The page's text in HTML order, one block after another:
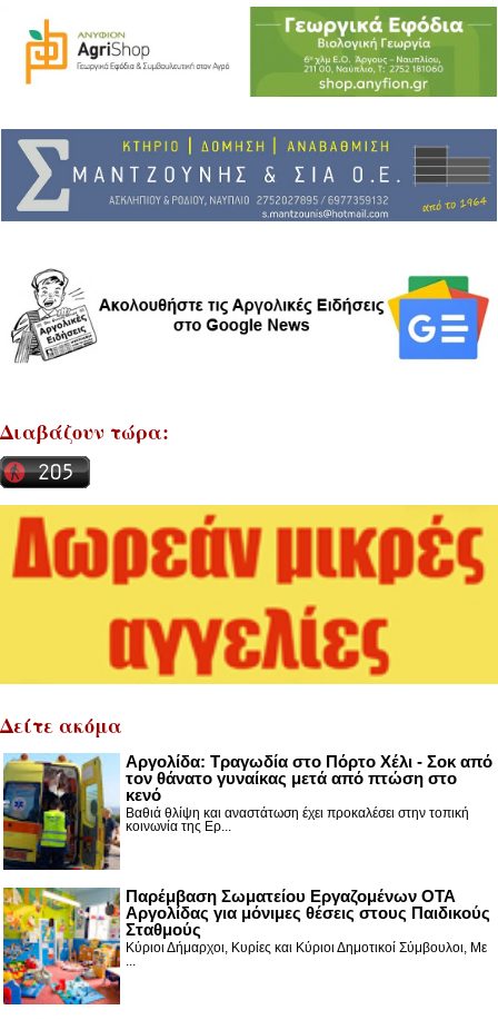
Διαβάζουν τώρα:
Δείτε ακόμα
Αργολίδα: Τραγωδία στο Πόρτο Χέλι - Σοκ από
τον θάνατο γυναίκας μετά από πτώση στο
κενό
Βαθιά θλίψη και αναστάτωση έχει προκαλέσει στην τοπική
κοινωνία της Ερ...
Παρέμβαση Σωματείου Εργαζομένων ΟΤΑ
Αργολίδας για μόνιμες θέσεις στους Παιδικούς
Σταθμούς
Κύριοι Δήμαρχοι, Κυρίες και Κύριοι Δημοτικοί Σύμβουλοι, Με
...